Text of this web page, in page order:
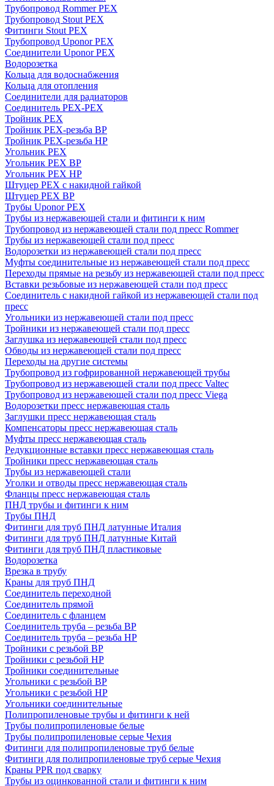
Трубопровод Rommer PEX
Трубопровод Stout PEX
Фитинги Stout PEX
Трубопровод Uponor PEX
Соединители Uponor PEX
Водорозетка
Кольца для водоснабжения
Кольца для отопления
Соединители для радиаторов
Соединитель PEX-PEX
Тройник PEX
Тройник PEX-резьба ВР
Тройник PEX-резьба НР
Угольник PEX
Угольник PEX ВР
Угольник PEX НР
Штуцер PEX c накидной гайкой
Штуцер PEX ВР
Трубы Uponor PEX
Трубы из нержавеющей стали и фитинги к ним
Трубопровод из нержавеющей стали под пресс Rommer
Трубы из нержавеющей стали под пресс
Водорозетки из нержавеющей стали под пресс
Муфты соединительные из нержавеющей стали под пресс
Переходы прямые на резьбу из нержавеющей стали под пресс
Вставки резьбовые из нержавеющей стали под пресс
Соединитель с накидной гайкой из нержавеющей стали под
пресс
Угольники из нержавеющей стали под пресс
Тройники из нержавеющей стали под пресс
Заглушка из нержавеющей стали под пресс
Обводы из нержавеющей стали под пресс
Переходы на другие системы
Трубопровод из гофрированной нержавеющей трубы
Трубопровод из нержавеющей стали под пресс Valtec
Трубопровод из нержавеющей стали под пресс Viega
Водорозетки пресс нержавеющая сталь
Заглушки пресс нержавеющая сталь
Компенсаторы пресс нержавеющая сталь
Муфты пресс нержавеющая сталь
Редукционные вставки пресс нержавеющая сталь
Тройники пресс нержавеющая сталь
Трубы из нержавеющей стали
Уголки и отводы пресс нержавеющая сталь
Фланцы пресс нержавеющая сталь
ПНД трубы и фитинги к ним
Трубы ПНД
Фитинги для труб ПНД латунные Италия
Фитинги для труб ПНД латунные Китай
Фитинги для труб ПНД пластиковые
Водорозетка
Врезка в трубу
Краны для труб ПНД
Соединитель переходной
Соединитель прямой
Соединитель с фланцем
Соединитель труба – резьба ВР
Соединитель труба – резьба НР
Тройники с резьбой ВР
Тройники с резьбой НР
Тройники соединительные
Угольники с резьбой ВР
Угольники с резьбой НР
Угольники соединительные
Полипропиленовые трубы и фитинги к ней
Трубы полипропиленовые белые
Трубы полипропиленовые серые Чехия
Фитинги для полипропиленовые труб белые
Фитинги для полипропиленовые труб серые Чехия
Краны PPR под сварку
Трубы из оцинкованной стали и фитинги к ним